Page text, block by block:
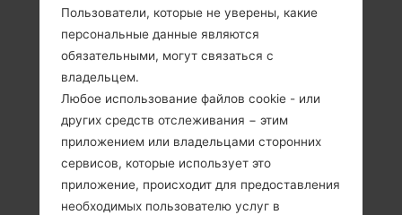
Сравнить
Пользователи, которые не уверены, какие
персональные данные являются
обязательными, могут связаться с
владельцем.
Любое использование файлов cookie - или
других средств отслеживания − этим
приложением или владельцами сторонних
сервисов, которые использует это
приложение, происходит для предоставления
необходимых пользователю услуг в